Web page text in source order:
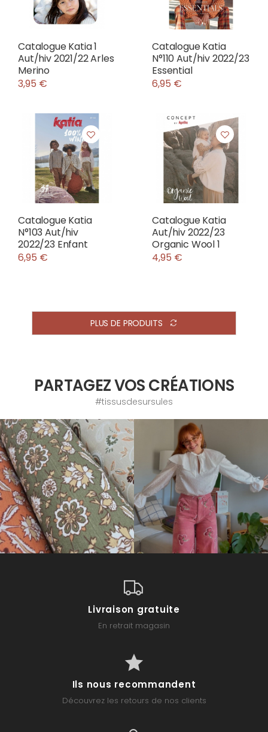
Catalogue Katia 1
Aut/hiv 2021/22 Arles
Merino
3,95 €
Catalogue Katia
N°110 Aut/hiv 2022/23
Essential
6,95 €
Catalogue Katia
N°103 Aut/hiv
2022/23 Enfant
6,95 €
Catalogue Katia
Aut/hiv 2022/23
Organic Wool 1
4,95 €
PLUS DE PRODUITS
PARTAGEZ VOS CRÉATIONS
#tissusdesursules
Livraison gratuite
En retrait magasin
Ils nous recommandent
Découvrez les retours de nos clients